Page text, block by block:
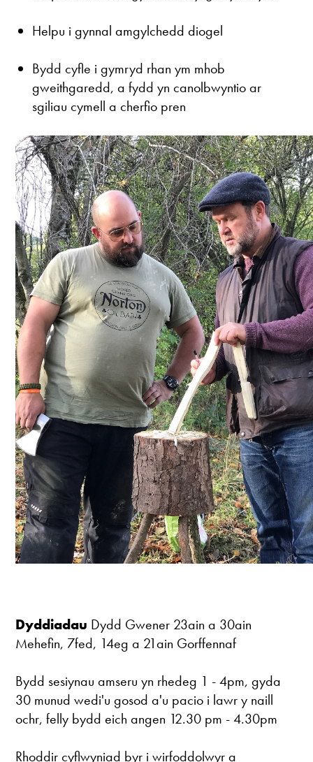
Helpu i gynnal amgylchedd diogel
Bydd cyfle i gymryd rhan ym mhob
gweithgaredd, a fydd yn canolbwyntio ar
sgiliau cymell a cherfio pren
Dyddiadau Dydd Gwener 23ain a 30ain
Mehefin, 7fed, 14eg a 21ain Gorffennaf
Bydd sesiynau amseru yn rhedeg 1 - 4pm, gyda
30 munud wedi'u gosod a'u pacio i lawr y naill
ochr, felly bydd eich angen 12.30 pm - 4.30pm
Rhoddir cyflwyniad byr i wirfoddolwyr a